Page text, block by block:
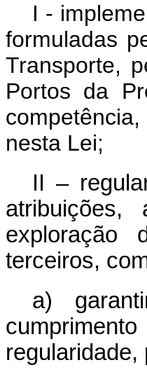
I -
formuladas
Transporte,
Portos da
nesta
II –
exploração
terceiros,
a)